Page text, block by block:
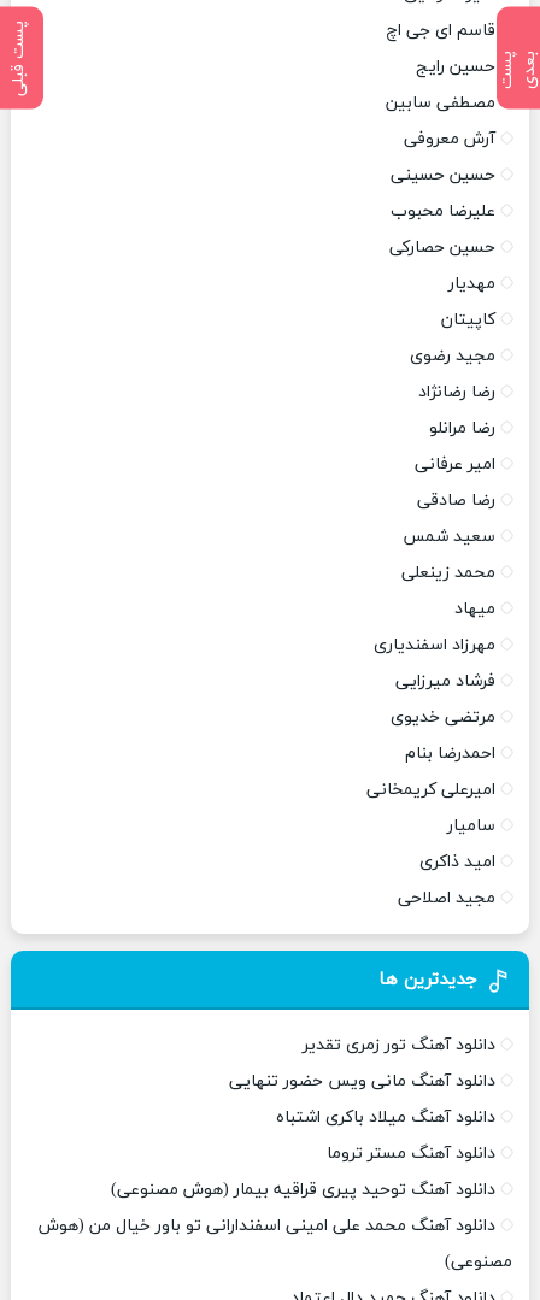
پ
س
ت
ب
ع
د ی پست قبلی
قاسم ای جی اچ
حسین رایج
مصطفی سابین
آرش معروفی
حسین حسینی
علیرضا محبوب
حسین حصارکی
مهدیار
کاپیتان
مجید رضوی
رضا رضانژاد
رضا مرانلو
امیر عرفانی
رضا صادقی
سعید شمس
محمد زینعلی
میهاد
مهرزاد اسفندیاری
فرشاد میرزایی
مرتضی خدیوی
احمدرضا بنام
امیرعلی کریمخانی
سامیار
امید ذاکری
مجید اصلاحی
جدیدترین ها
دانلود آهنگ تور زمری تقدیر
دانلود آهنگ مانی ویس حضور تنهایی
دانلود آهنگ میلاد باکری اشتباه
دانلود آهنگ مستر تروما
دانلود آهنگ توحید پیری قراقیه بیمار (هوش مصنوعی)
دانلود آهنگ محمد علی امینی اسفندارانی تو باور خیال من (هوش
مصنوعی)